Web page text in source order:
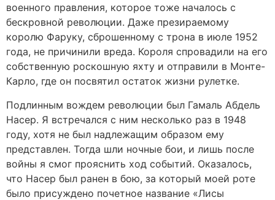
военного правления, которое тоже началось с
бескровной революции. Даже презираемому
королю Фаруку, сброшенному с трона в июле 1952
года, не причинили вреда. Короля спровадили на его
собственную роскошную яхту и отправили в Монте-
Карло, где он посвятил остаток жизни рулетке.
Подлинным вождем революции был Гамаль Абдель
Насер. Я встречался с ним несколько раз в 1948
году, хотя не был надлежащим образом ему
представлен. Тогда шли ночные бои, и лишь после
войны я смог прояснить ход событий. Оказалось,
что Насер был ранен в бою, за который моей роте
было присуждено почетное название «Лисы